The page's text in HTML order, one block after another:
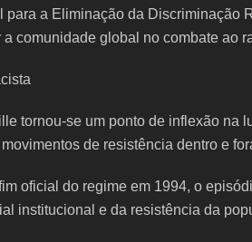
para a Eliminação da Discriminação
comunidade global no combate ao
tornou-se um ponto de inflexão na
de resistência dentro e
oficial do regime em 1994, o
institucional e da resistência da